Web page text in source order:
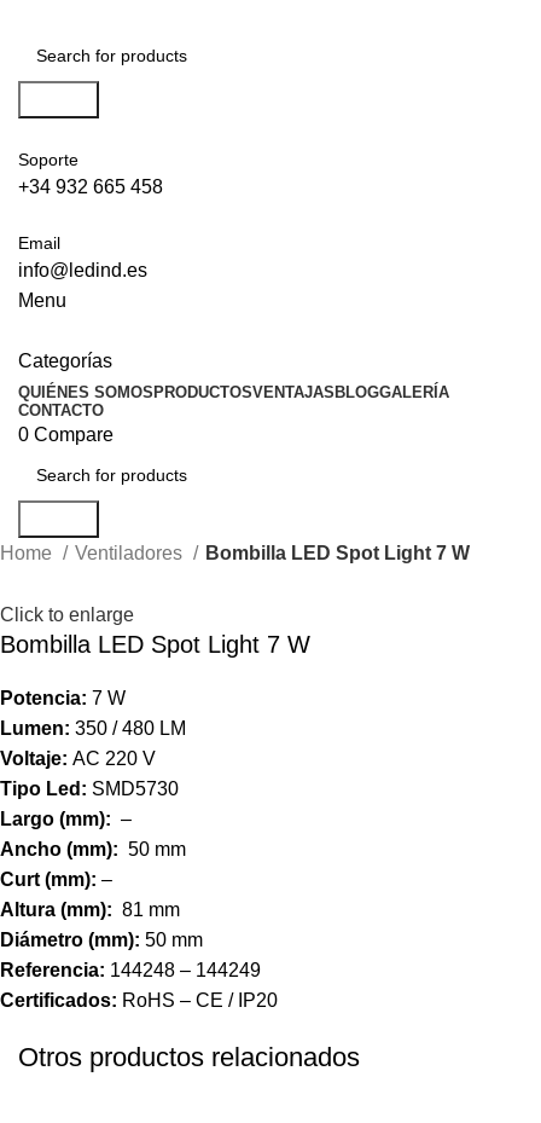
Soporte
+34 932 665 458‬
Email
info@ledind.es
Menu
Categorías
QUIÉNES SOMOS PRODUCTOSVENTAJAS BLOGGALERÍA
CONTACTO
0 Compare
Home
Ventiladores Bombilla LED Spot Light 7 W
Click to enlarge
Bombilla LED Spot Light 7 W
Potencia: 7 W
Lumen: 350 / 480 LM
Voltaje: AC 220 V
Tipo Led: SMD5730
Largo (mm): –
Ancho (mm): 50 mm
Curt (mm): –
Altura (mm): 81 mm
Diámetro (mm): 50 mm
Referencia: 144248 – 144249
Certificados: RoHS – CE / IP20
Otros productos relacionados